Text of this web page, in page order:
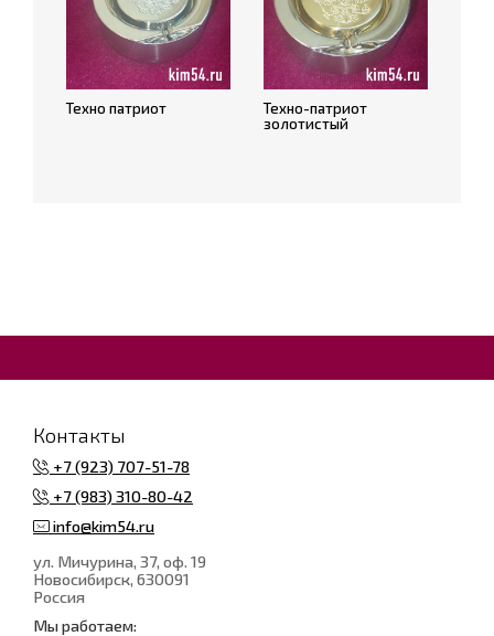
Техно патриот
Техно-патриот
золотистый
Контакты
+7 (923) 707-51-78
+7 (983) 310-80-42
info@kim54.ru
ул. Мичурина, 37, оф. 19
Новосибирск, 630091
Россия
Мы работаем: